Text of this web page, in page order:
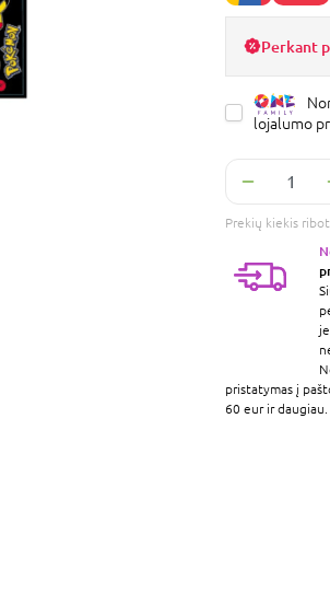
Perkant
lojalumo
Prekių kiekis
pristatymas į
60 eur ir daugiau.